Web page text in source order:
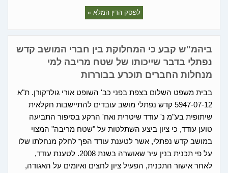
לפסק הדין המלא »
ביהמ"ש קבע כי המחלוקת בין חברי המושב קדש
נפתלי בדבר שייכותו של שטח מריבה למי
מנחלות החברים תוכרע בבוררות
בבית משפט השלום בצפת בפני כב' השופט אורי גולדקורן. ת"א
5947-07-12 קדש נפתלי מושב עובדים להתיישבות חקלאית
שיתופית בע"מ נ' עודד שיטרית ואח' הרקע בסיפור התביעה
טוען עודד, כי ציון ביצע השתלטות על "שטח מריבה" המצוי
במושב קדש נפתלי, אשר לטענת עודד הפך לחלק מנחלתו שלו
על פי תכנית בנין עיר שאושרה בשנת 2008. לטענת עודד,
לאחר אישור התכנית, הפעיל ציון לחצים ואיומים על האגודה,